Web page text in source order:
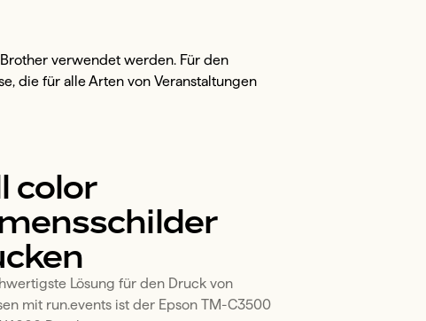
verwendet werden. Für den
die für alle Arten von Veranstaltungen
color
Lösung für den Druck von
mit run.events ist der Epson TM-C3500